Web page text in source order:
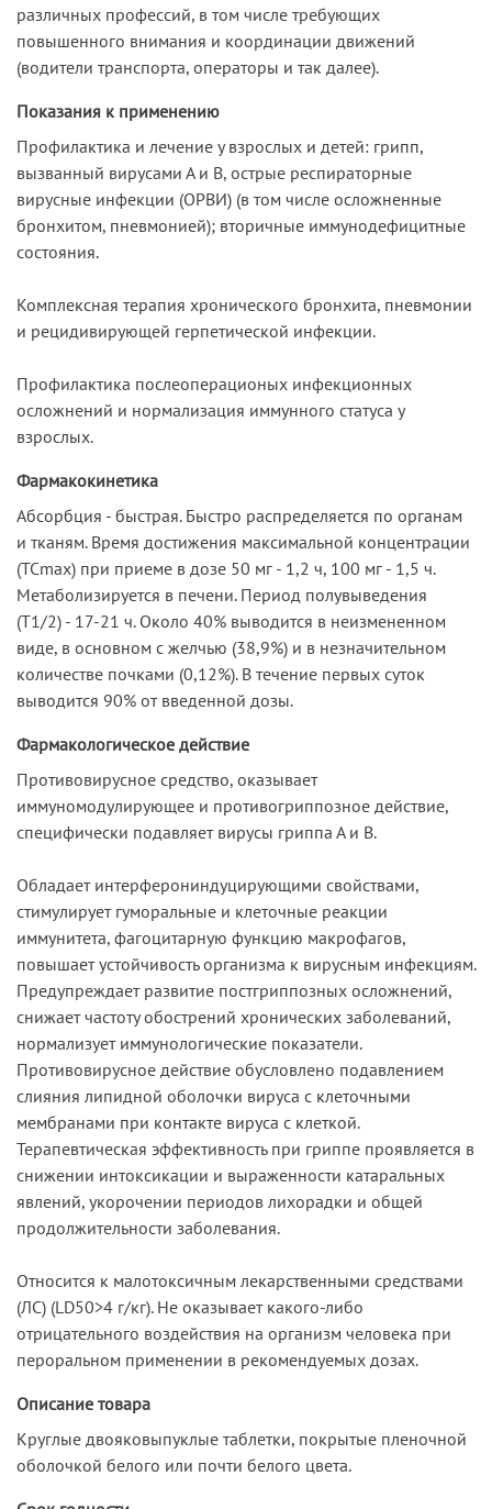
различных профессий, в том числе требующих
повышенного внимания и координации движений
(водители транспорта, операторы и так далее).
Показания к применению
Профилактика и лечение у взрослых и детей: грипп,
вызванный вирусами А и В, острые респираторные
вирусные инфекции (ОРВИ) (в том числе осложненные
бронхитом, пнев­монией); вторичные иммунодефицитные
состояния.
Комплексная терапия хронического бронхита, пневмонии
и рецидивирующей герпетиче­ской инфекции.
Профилактика послеоперационых инфекционных
осложнений и нормализация иммунного статуса у
взрослых.
Фармакокинетика
Абсорбция - быстрая. Быстро распределяется по органам
и тканям. Время достижения максимальной концентрации
(ТСmах) при приеме в дозе 50 мг - 1,2 ч, 100 мг - 1,5 ч.
Метаболизируется в печени. Период полувыведения
(Т1/2) - 17-21 ч. Около 40% выводится в неизмененном
виде, в основном с желчью (38,9%) и в незначительном
количестве поч­ками (0,12%). В течение первых суток
выводится 90% от введенной дозы.
Фармакологическое действие
Противовирусное средство, оказывает
иммуномодулирующее и противогриппозное действие,
специфически подавляет вирусы гриппа А и В.
Обладает интерферониндуцирующими свойствами,
стимулирует гуморальные и кле­точные реакции
иммунитета, фагоцитарную функцию макрофагов,
повышает устойчи­вость организма к вирусным инфекциям.
Предупреждает развитие постгриппозных ос­ложнений,
снижает частоту обострений хронических заболеваний,
нормализует иммуно­логические показатели.
Противовирусное действие обусловлено подавлением
слияния ли­пидной оболочки вируса с клеточными
мембранами при контакте вируса с клеткой.
Терапевтическая эффективность при гриппе проявляется в
снижении интоксикации и вы­раженности катаральных
явлений, укорочении периодов лихорадки и общей
продолжи­тельности заболевания.
Относится к малотоксичным лекарственными средствами
(ЛС) (LD50>4 г/кг). Не оказыва­ет какого-либо
отрицательного воздействия на организм человека при
пероральном при­менении в рекомендуемых дозах.
Описание товара
Круглые двояковыпуклые таблетки, по­крытые пленочной
оболочкой белого или почти белого цвета.